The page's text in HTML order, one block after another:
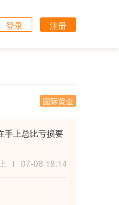
登录 注册
国际黄金
手上总比亏损要
07-08 18:14